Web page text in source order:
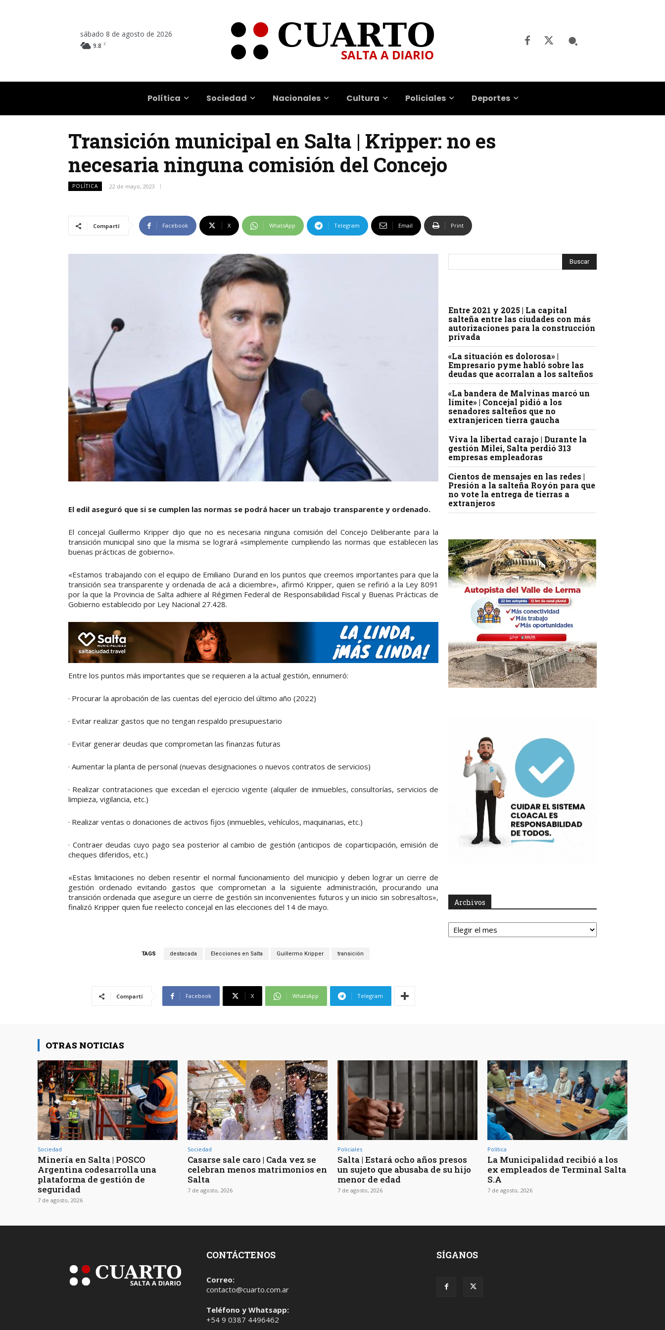
sábado 8 de agosto de 2026
9.8 C
Política Sociedad Nacionales Cultura Policiales Deportes
Transición municipal en Salta | Kripper: no es
necesaria ninguna comisión del Concejo
POLÍTICA 22 de mayo, 2023
Compartí Facebook X WhatsApp Telegram Email Print
El edil aseguró que si se cumplen las normas se podrá hacer un trabajo transparente y ordenado.
El concejal Guillermo Kripper dijo que no es necesaria ninguna comisión del Concejo Deliberante para la
transición municipal sino que la misma se logrará «simplemente cumpliendo las normas que establecen las
buenas prácticas de gobierno».
«Estamos trabajando con el equipo de Emiliano Durand en los puntos que creemos importantes para que la
transición sea transparente y ordenada de acá a diciembre», afirmó Kripper, quien se refirió a la Ley 8091
por la que la Provincia de Salta adhiere al Régimen Federal de Responsabilidad Fiscal y Buenas Prácticas de
Gobierno establecido por Ley Nacional 27.428.
Entre los puntos más importantes que se requieren a la actual gestión, ennumeró:
· Procurar la aprobación de las cuentas del ejercicio del último año (2022)
· Evitar realizar gastos que no tengan respaldo presupuestario
· Evitar generar deudas que comprometan las finanzas futuras
· Aumentar la planta de personal (nuevas designaciones o nuevos contratos de servicios)
· Realizar contrataciones que excedan el ejercicio vigente (alquiler de inmuebles, consultorías, servicios de
limpieza, vigilancia, etc.)
· Realizar ventas o donaciones de activos fijos (inmuebles, vehículos, maquinarias, etc.)
· Contraer deudas cuyo pago sea posterior al cambio de gestión (anticipos de coparticipación, emisión de
cheques diferidos, etc.)
«Estas limitaciones no deben resentir el normal funcionamiento del municipio y deben lograr un cierre de
gestión ordenado evitando gastos que comprometan a la siguiente administración, procurando una
transición ordenada que asegure un cierre de gestión sin inconvenientes futuros y un inicio sin sobresaltos»,
finalizó Kripper quien fue reelecto concejal en las elecciones del 14 de mayo.
TAGS destacada Elecciones en Salta Guillermo Kripper transición
Compartí Facebook X WhatsApp Telegram
Entre 2021 y 2025 | La capital
salteña entre las ciudades con más
autorizaciones para la construcción
privada
«La situación es dolorosa» |
Empresario pyme habló sobre las
deudas que acorralan a los salteños
«La bandera de Malvinas marcó un
límite» | Concejal pidió a los
senadores salteños que no
extranjericen tierra gaucha
Viva la libertad carajo | Durante la
gestión Milei, Salta perdió 313
empresas empleadoras
Cientos de mensajes en las redes |
Presión a la salteña Royón para que
no vote la entrega de tierras a
extranjeros
Archivos
Archivos
OTRAS NOTICIAS
Sociedad
Minería en Salta | POSCO
Argentina codesarrolla una
plataforma de gestión de
seguridad
7 de agosto, 2026
Sociedad
Casarse sale caro | Cada vez se
celebran menos matrimonios en
Salta
7 de agosto, 2026
Policiales
Salta | Estará ocho años presos
un sujeto que abusaba de su hijo
menor de edad
7 de agosto, 2026
Política
La Municipalidad recibió a los
ex empleados de Terminal Salta
S.A
7 de agosto, 2026
CONTÁCTENOS
Correo:
contacto@cuarto.com.ar
Teléfono y Whatsapp:
+54 9 0387 4496462
SÍGANOS